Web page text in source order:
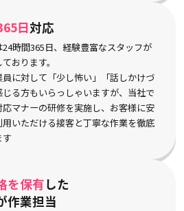
日対応
24時間365日、経験豊富なスタッフが
おります。
員に対して「少し怖い」「話しかけづ
じる方もいらっしゃいますが、当社で
応マナーの研修を実施し、お客様に安
いただける接客と丁寧な作業を徹底
す
を保有した
作業担当